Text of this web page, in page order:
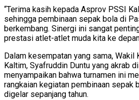
“Terima kasih kepada Asprov PSSI
sehingga pembinaan sepak bola di
berkembang. Sinergi ini sangat
prestasi atlet-atlet muda kita ke
Dalam kesempatan yang sama, Wakil
Kaltim, Syafruddin Duntu yang akrab
menyampaikan bahwa turnamen ini
rangkaian kegiatan pembinaan sepak
digelar sepanjang tahun.